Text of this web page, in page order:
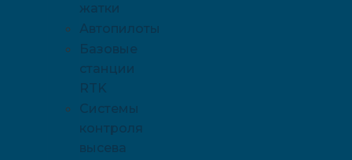
жатки
Автопилоты
Базовые
станции
RTK
Системы
контроля
высева